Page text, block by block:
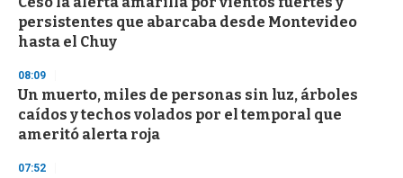
o
f
3
s
e
c
o
n
persistentes que abarcaba desde Montevideo
hasta el Chuy
08:09
Un muerto, miles de personas sin luz, árboles
caídos y techos volados por el temporal que
ameritó alerta roja
07:52